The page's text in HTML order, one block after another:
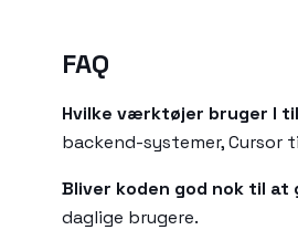
FAQ
Hvilke værktøjer bruger I
backend-systemer,
Bliver koden god nok til
daglige brugere.